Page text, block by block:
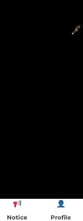
Notice Profile